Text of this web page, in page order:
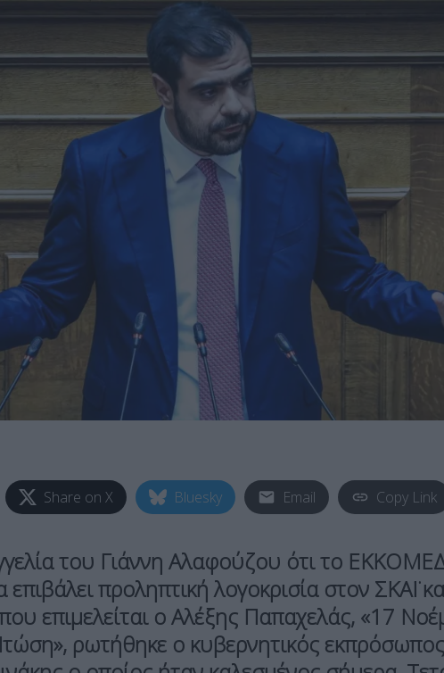
Share on X Bluesky Email Copy Link
του Γιάννη Αλαφούζου ότι το
επιβάλει προληπτική λογοκρισία στον ΣΚΑΪ
επιμελείται ο Αλέξης Παπαχελάς, «17
ρωτήθηκε ο κυβερνητικός